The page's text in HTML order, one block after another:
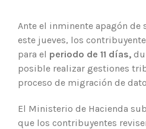
Ante el inminente apagón de
este jueves, los
para el periodo de 11 días,
posible realizar gestiones
proceso de migración de
El Ministerio de Hacienda
que los contribuyentes